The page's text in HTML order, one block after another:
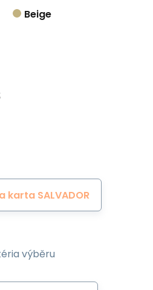
Beige
karta SALVADOR
výběru